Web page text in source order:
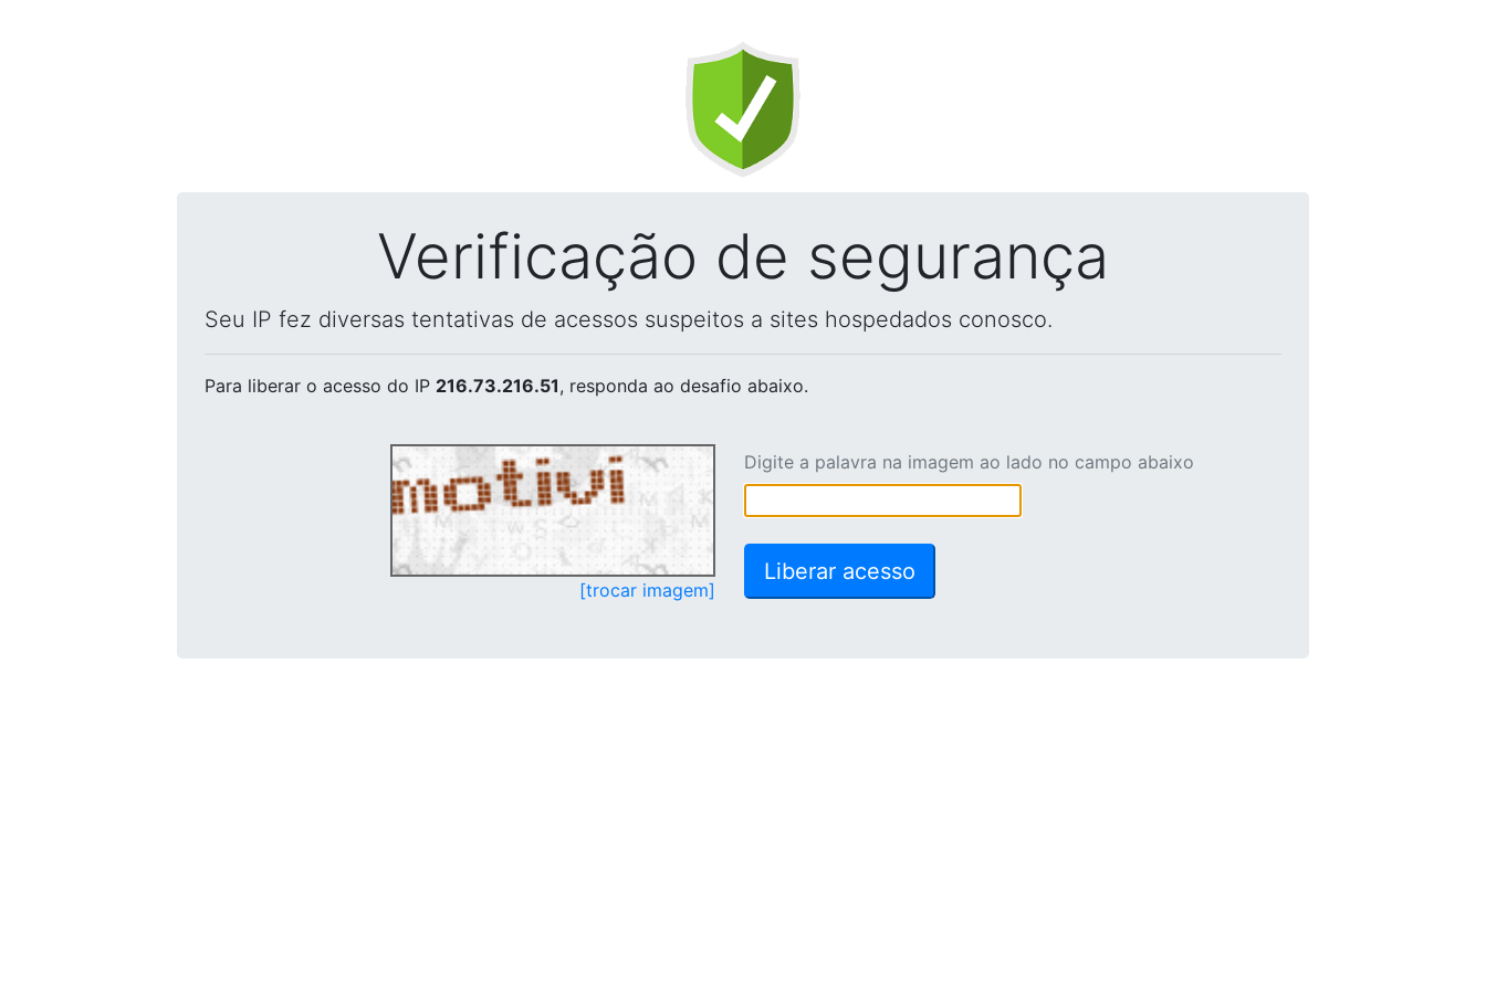
Verificação de segurança
Seu IP fez diversas tentativas de acessos suspeitos a sites hospedados conosco.
Para liberar o acesso do IP 216.73.216.51, responda ao desafio abaixo.
[trocar imagem]
Digite a palavra na imagem ao lado no campo abaixo